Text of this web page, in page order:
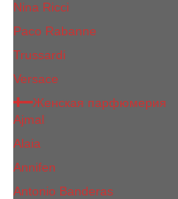
Nina Ricci
Paco Rabanne
Trussardi
Versace
Женская парфюмерия
Ajmal
Alaia
Annifen
Antonio Banderas